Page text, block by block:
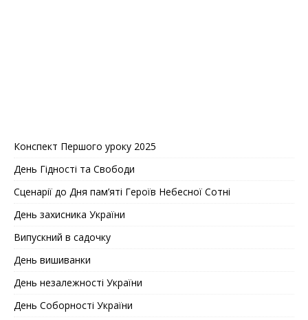
Конспект Першого уроку 2025
День Гідності та Свободи
Сценарії до Дня пам’яті Героїв Небесної Сотні
День захисника України
Випускний в садочку
День вишиванки
День незалежності України
День Соборностi України